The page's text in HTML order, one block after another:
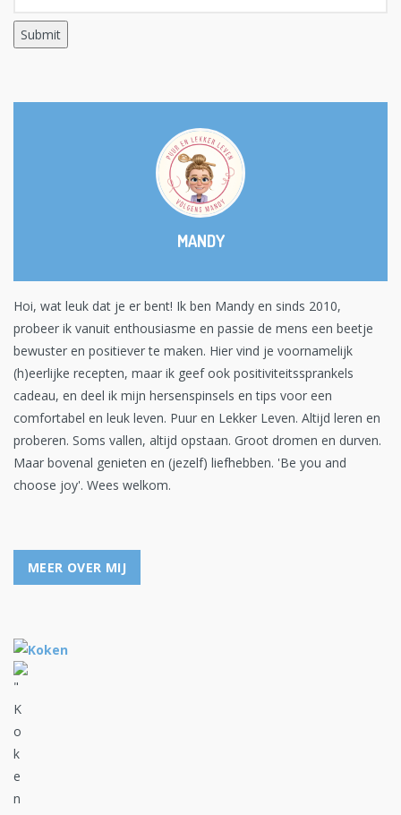
MANDY
Hoi, wat leuk dat je er bent! Ik ben Mandy en sinds 2010,
probeer ik vanuit enthousiasme en passie de mens een beetje
bewuster en positiever te maken. Hier vind je voornamelijk
(h)eerlijke recepten, maar ik geef ook positiviteitssprankels
cadeau, en deel ik mijn hersenspinsels en tips voor een
comfortabel en leuk leven. Puur en Lekker Leven. Altijd leren en
proberen. Soms vallen, altijd opstaan. Groot dromen en durven.
Maar bovenal genieten en (jezelf) liefhebben. 'Be you and
choose joy'. Wees welkom.
MEER OVER MIJ